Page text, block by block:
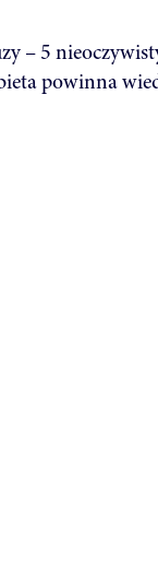
– 5
powinna